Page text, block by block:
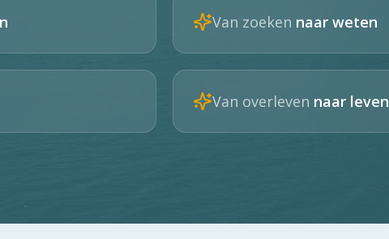
Van zoeken naar weten
Van overleven naar leven